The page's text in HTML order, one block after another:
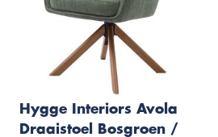
Hygge Interiors Avola
Draaistoel Bosgroen /